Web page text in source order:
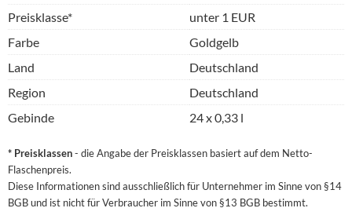
Preisklasse*
unter 1 EUR
Farbe
Goldgelb
Land
Deutschland
Region
Deutschland
Gebinde
24 x 0,33 l
* Preisklassen- die Angabe der Preisklassen basiert auf dem Netto-
Flaschenpreis.
Diese Informationen sind ausschließlich für Unternehmer im Sinne von §14
BGB und ist nicht für Verbraucher im Sinne von §13 BGB bestimmt.